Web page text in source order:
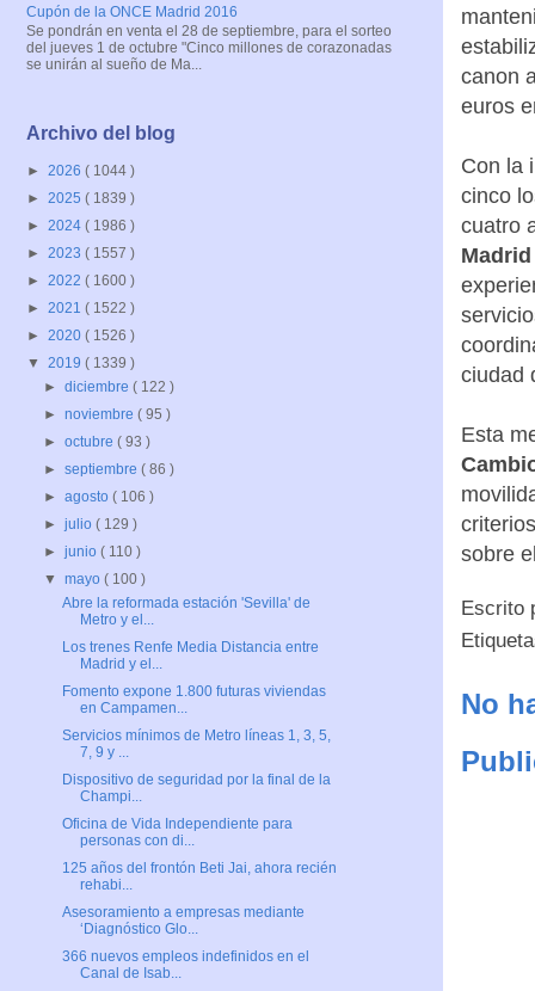
canon
euros
Con la
cinco
cuatro
ciudad
Esta
sobre
Escrito
No
Cupón de la ONCE Madrid 2016
Se pondrán en venta el 28 de septiembre, para el sorteo
del jueves 1 de octubre "Cinco millones de corazonadas
se unirán al sueño de Ma...
Archivo del blog
► 2026 ( 1044 )
► 2025 ( 1839 )
► 2024 ( 1986 )
► 2023 ( 1557 )
► 2022 ( 1600 )
► 2021 ( 1522 )
► 2020 ( 1526 )
▼ 2019 ( 1339 )
►diciembre( 122 )
►noviembre( 95 )
►octubre( 93 )
►septiembre( 86 )
►agosto( 106 )
►julio( 129 )
►junio( 110 )
▼mayo( 100 )
Abre la reformada estación 'Sevilla' de
Metro y el...
Los trenes Renfe Media Distancia entre
Madrid y el...
Fomento expone 1.800 futuras viviendas
en Campamen...
Servicios mínimos de Metro líneas 1, 3, 5,
7, 9 y ...
Dispositivo de seguridad por la final de la
Champi...
Oficina de Vida Independiente para
personas con di...
125 años del frontón Beti Jai, ahora recién
rehabi...
Asesoramiento a empresas mediante
‘Diagnóstico Glo...
366 nuevos empleos indefinidos en el
Canal de Isab...